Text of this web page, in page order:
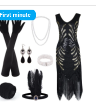
First minute